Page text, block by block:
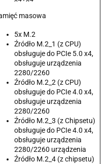
masowa
5x M.2
Źródło M.2_1 (z CPU)
obsługuje do PCIe 5.0 x4,
obsługuje urządzenia
2280/2260
Źródło M.2_2 (z CPU)
obsługuje do PCIe 4.0 x4,
obsługuje urządzenia
2280/2260
Źródło M.2_3 (z Chipsetu)
obsługuje do PCIe 4.0 x4,
obsługuje urządzenia
2280/2260 urządzenia
Źródło M.2_4 (z chipsetu)